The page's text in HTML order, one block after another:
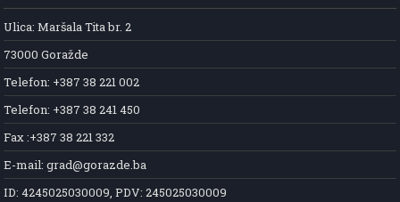
Ulica: Maršala Tita br. 2
73000 Goražde
Telefon: +387 38 221 002
Telefon: +387 38 241 450
Fax :+387 38 221 332
E-mail: grad@gorazde.ba
ID: 4245025030009, PDV: 245025030009